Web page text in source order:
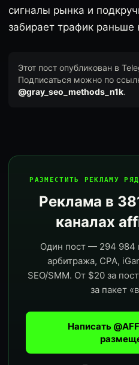
сигналы рынка и
забирает трафик раньше
Этот пост опубликован в
Подписаться можно по
@gray_seo_methods_n1k.
РАЗМЕСТИТЬ РЕКЛАМУ
Реклама в
каналах
Один пост — 294 984
арбитража, CPA,
SEO/SMM. От $20 за
за пакет
Написать